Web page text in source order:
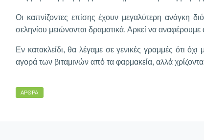
Οι καπνίζοντες επίσης έχουν μεγαλύτερη ανάγκη
σεληνίου μειώνονται δραματικά. Αρκεί να
Εν κατακλείδι, θα λέγαμε σε γενικές γραμμές ότι
αγορά των βιταμινών από τα φαρμακεία, αλλά
ΆΡΘΡΑ